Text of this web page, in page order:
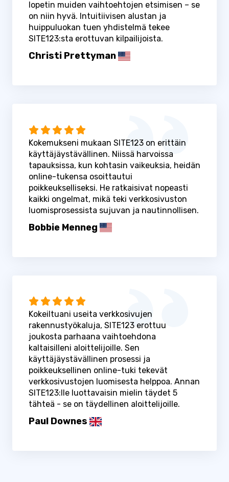
lopetin muiden vaihtoehtojen etsimisen – se
on niin hyvä. Intuitiivisen alustan ja
huippuluokan tuen yhdistelmä tekee
SITE123:sta erottuvan kilpailijoista.
Christi Prettyman
Kokemukseni mukaan SITE123 on erittäin
käyttäjäystävällinen. Niissä harvoissa
tapauksissa, kun kohtasin vaikeuksia, heidän
online-tukensa osoittautui
poikkeukselliseksi. He ratkaisivat nopeasti
kaikki ongelmat, mikä teki verkkosivuston
luomisprosessista sujuvan ja nautinnollisen.
Bobbie Menneg
Kokeiltuani useita verkkosivujen
rakennustyökaluja, SITE123 erottuu
joukosta parhaana vaihtoehdona
kaltaisilleni aloittelijoille. Sen
käyttäjäystävällinen prosessi ja
poikkeuksellinen online-tuki tekevät
verkkosivustojen luomisesta helppoa. Annan
SITE123:lle luottavaisin mielin täydet 5
tähteä - se on täydellinen aloittelijoille.
Paul Downes